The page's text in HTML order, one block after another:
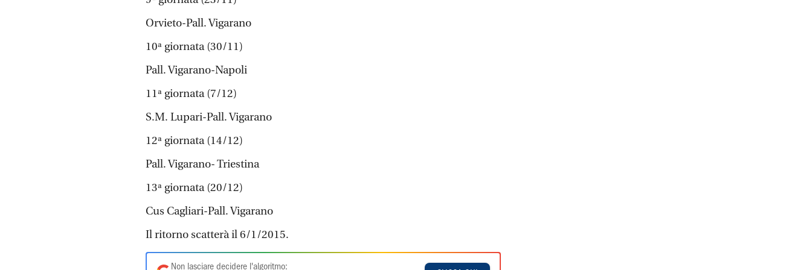
Orvieto-Pall. Vigarano
10ª giornata (30/11)
Pall. Vigarano-Napoli
11ª giornata (7/12)
S.M. Lupari-Pall. Vigarano
12ª giornata (14/12)
Pall. Vigarano- Triestina
13ª giornata (20/12)
Cus Cagliari-Pall. Vigarano
Il ritorno scatterà il 6/1/2015.
Non lasciare decidere l'algoritmo: